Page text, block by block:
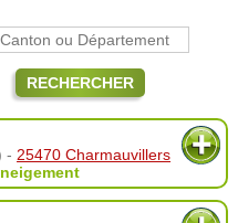
RECHERCHER
- 25470 Charmauvillers